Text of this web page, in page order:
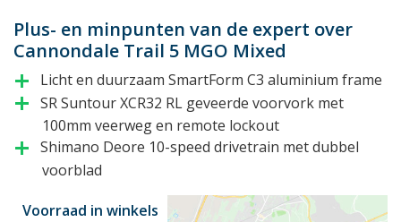
Plus- en minpunten van de expert over
Cannondale Trail 5 MGO Mixed
add Licht en duurzaam SmartForm C3 aluminium frame
add SR Suntour XCR32 RL geveerde voorvork met
100mm veerweg en remote lockout
add Shimano Deore 10-speed drivetrain met dubbel
voorblad
Voorraad in winkels